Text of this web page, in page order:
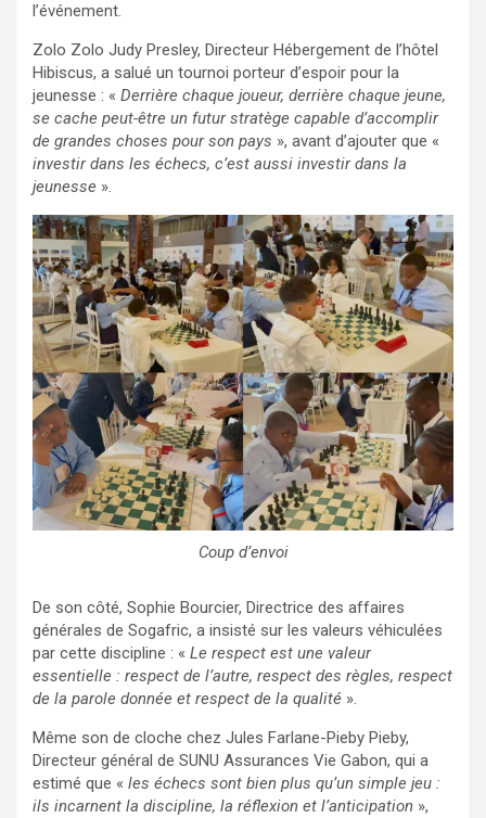
l’événement.
Zolo Zolo Judy Presley, Directeur Hébergement de l’hôtel
Hibiscus, a salué un tournoi porteur d’espoir pour la
jeunesse : « Derrière chaque joueur, derrière chaque jeune,
se cache peut-être un futur stratège capable d’accomplir
de grandes choses pour son pays », avant d’ajouter que «
investir dans les échecs, c’est aussi investir dans la
jeunesse ».
Coup d’envoi
De son côté, Sophie Bourcier, Directrice des affaires
générales de Sogafric, a insisté sur les valeurs véhiculées
par cette discipline : « Le respect est une valeur
essentielle : respect de l’autre, respect des règles, respect
de la parole donnée et respect de la qualité ».
Même son de cloche chez Jules Farlane-Pieby Pieby,
Directeur général de SUNU Assurances Vie Gabon, qui a
estimé que « les échecs sont bien plus qu’un simple jeu :
ils incarnent la discipline, la réflexion et l’anticipation »,